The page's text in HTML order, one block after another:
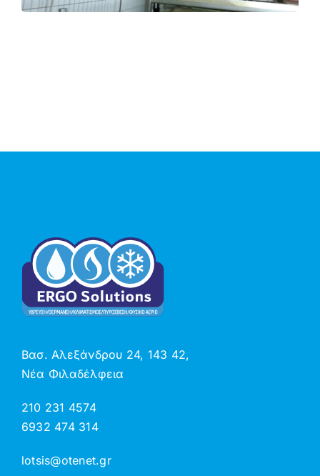
Βασ. Αλεξάνδρου 24, 143 42,
Νέα Φιλαδέλφεια
210 231 4574
6932 474 314
lotsis@otenet.gr